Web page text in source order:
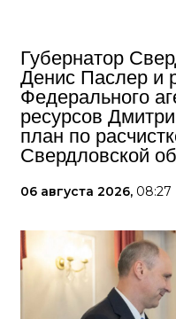
Губернатор
Денис Паслер и
Федерального
ресурсов
план по
Свердловской
06 августа 2026, 08:27